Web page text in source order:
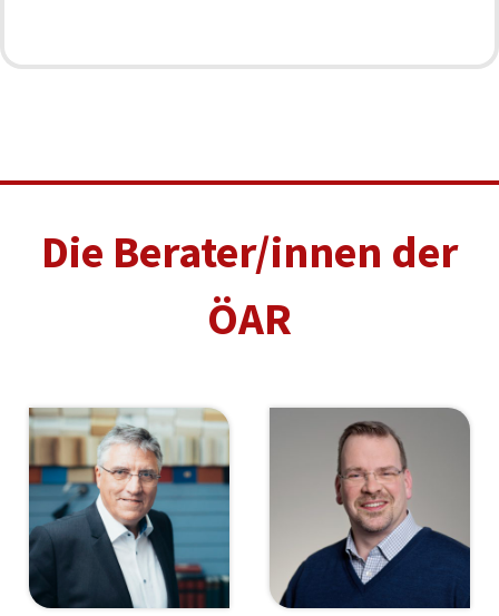
Die Berater/innen der
ÖAR